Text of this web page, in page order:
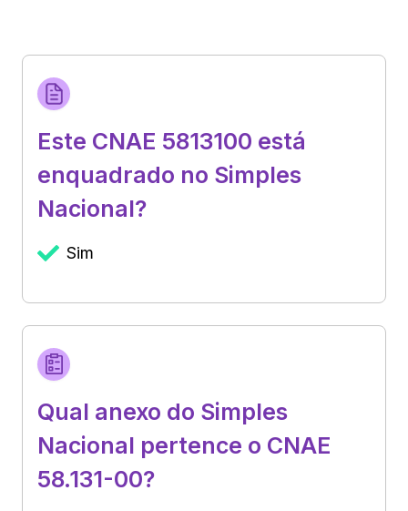
Este CNAE 5813100 está
enquadrado no Simples
Nacional?
Sim
Qual anexo do Simples
Nacional pertence o CNAE
58.131-00?